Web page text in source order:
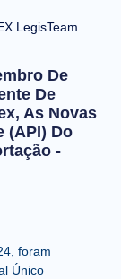
LegisTeam
De
De
As Novas
(API) Do
-
foram
Único